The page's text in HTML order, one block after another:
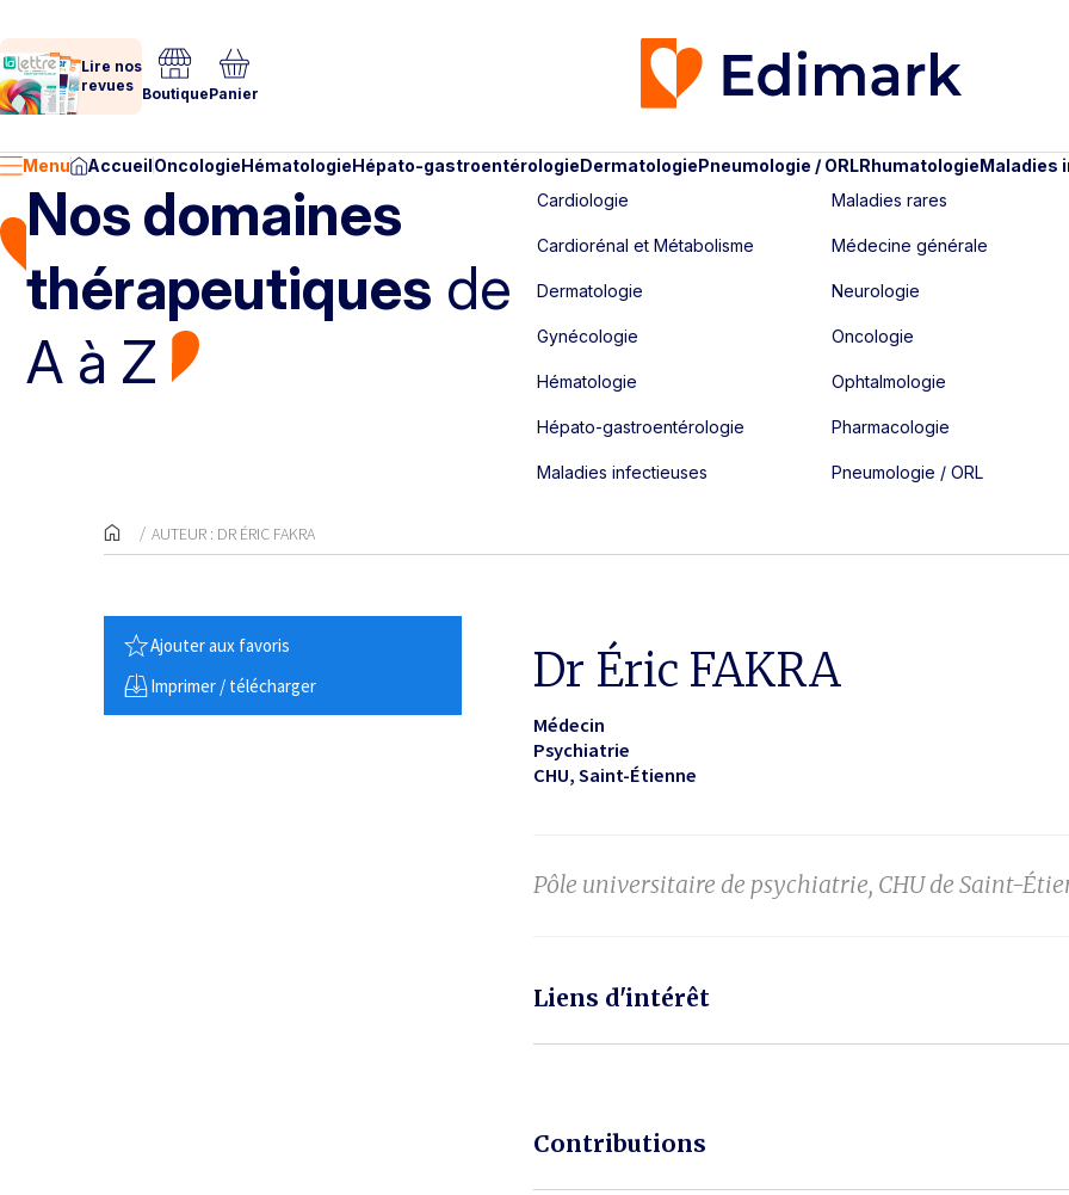
Lire nos
revues BoutiquePanier
Menu AccueilOncologieHématologieHépato-gastroentérologieDermatologiePneumologie / ORLRhumatologieMaladies
Nos domaines
thérapeutiques de
A à Z
Cardiologie
Cardiorénal et Métabolisme
Dermatologie
Gynécologie
Hématologie
Hépato-gastroentérologie
Maladies infectieuses
Maladies rares
Médecine générale
Neurologie
Oncologie
Ophtalmologie
Pharmacologie
Pneumologie / ORL
AUTEUR : DR ÉRIC FAKRA
Ajouter aux favoris
Imprimer / télécharger
Dr Éric FAKRA
Médecin
Psychiatrie
CHU Saint-Étienne
Pôle universitaire de psychiatrie, CHU de Saint-
Liens d'intérêt
Contributions